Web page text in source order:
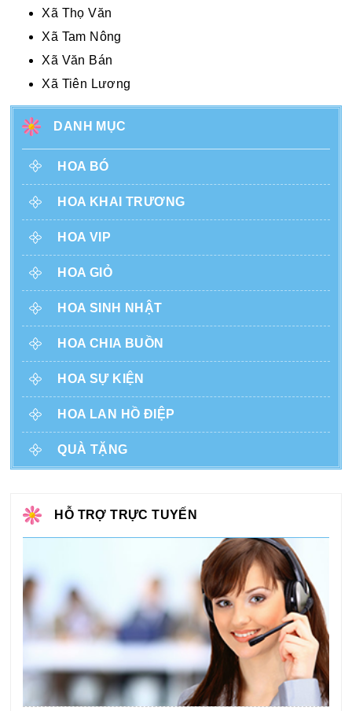
Xã Thọ Văn
Xã Tam Nông
Xã Văn Bán
Xã Tiên Lương
DANH MỤC
HOA BÓ
HOA KHAI TRƯƠNG
HOA VIP
HOA GIỎ
HOA SINH NHẬT
HOA CHIA BUỒN
HOA SỰ KIỆN
HOA LAN HỒ ĐIỆP
QUÀ TẶNG
HỖ TRỢ TRỰC TUYẾN